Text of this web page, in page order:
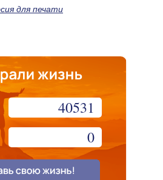
для печати
40531
0